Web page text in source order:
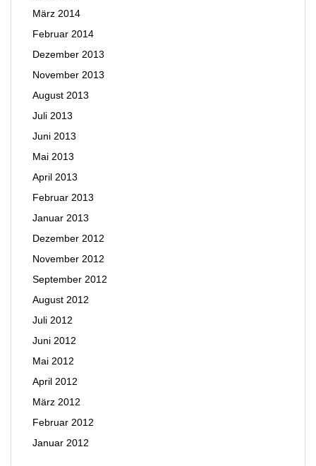
März 2014
Februar 2014
Dezember 2013
November 2013
August 2013
Juli 2013
Juni 2013
Mai 2013
April 2013
Februar 2013
Januar 2013
Dezember 2012
November 2012
September 2012
August 2012
Juli 2012
Juni 2012
Mai 2012
April 2012
März 2012
Februar 2012
Januar 2012